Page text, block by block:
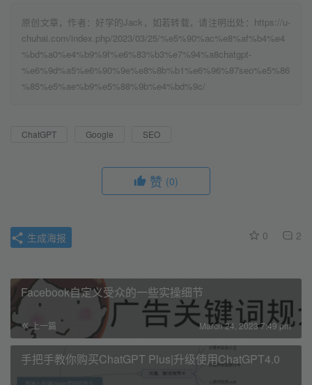
原创文章，作者：好学的Jack，如若转载，请注明出处：https://u-
chuhai.com/index.php/2023/03/25/%e5%90%ac%e8%af%b4%e4
%bd%a0%e4%b9%9f%e6%83%b3%e7%94%a8chatgpt-
%e6%9d%a5%e6%90%9e%e8%8b%b1%e6%96%87seo%e5%86
%85%e5%ae%b9%e5%88%9b%e4%bd%9c/
ChatGPT Google SEO
赞 (0)
0 2
生成海报
Facebook自定义受众的一些实操细节
上一篇 March 24, 2023 7:49 pm
手把手教你购买ChatGPT Plus|升级使用ChatGPT4.0